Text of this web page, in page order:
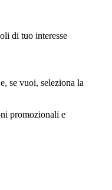
di tuo interesse
e, se vuoi, seleziona la
promozionali e